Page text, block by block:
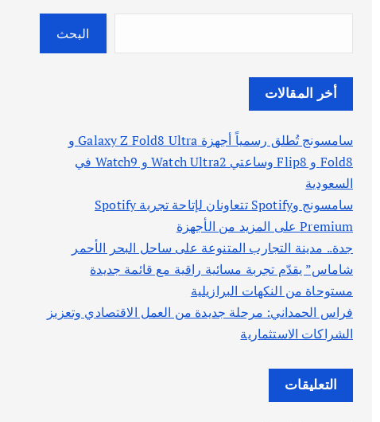
البحث
أخر المقالات
سامسونج تُطلق رسمياً أجهزة Galaxy Z Fold8 Ultra و
Fold8 و Flip8 وساعتي Watch Ultra2 و Watch9 في
السعودية
سامسونج وSpotify تتعاونان لإتاحة تجربة Spotify
Premium على المزيد من الأجهزة
جدة.. مدينة التجارب المتنوعة على ساحل البحر الأحمر
شاماس” يقدّم تجربة مسائية راقية مع قائمة جديدة
مستوحاة من النكهات البرازيلية
فراس الحمداني: مرحلة جديدة من العمل الاقتصادي وتعزيز
الشراكات الاستثمارية
التعليقات